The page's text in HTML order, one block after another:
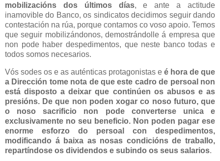
mobilizacións dos últimos días, e ante a actitude
inamovible do Banco, os sindicatos decidimos seguir dando
contestación na rúa, porque contamos co voso apoio. Temos
que seguir mobilizándonos, demostrándolle á empresa que
non pode haber despedimentos, que neste banco todas e
todos somos necesarios.
Vós sodes os e as auténticas protagonistas e é hora de que
a Dirección tome nota de que este cadro de persoal non
está disposto a deixar que continúen os abusos e as
presións. De que non poden xogar co noso futuro, que
o noso sacrificio non pode converterse unica e
exclusivamente no seu beneficio. Non poden pagar ese
enorme esforzo do persoal con despedimentos,
modificando á baixa as nosas condicións de traballo,
repartíndose os dividendos e subindo os seus salarios.